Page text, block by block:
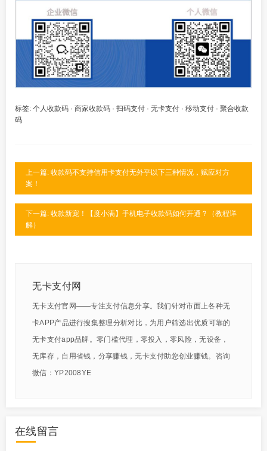
标签: 个人收款码 · 商家收款码 · 扫码支付 · 无卡支付 · 移动支付 · 聚合收款
码
上一篇: 收款码不支持信用卡支付无外乎以下三种情况，赋应对方
案！
下一篇: 收款新宠！【度小满】手机电子收款码如何开通？（教程详
解）
无卡支付网
无卡支付官网——专注支付信息分享。我们针对市面上各种无
卡APP产品进行搜集整理分析对比，为用户筛选出优质可靠的
无卡支付app品牌。零门槛代理，零投入，零风险，无设备，
无库存，自用省钱，分享赚钱，无卡支付助您创业赚钱。咨询
微信：YP2008YE
在线留言